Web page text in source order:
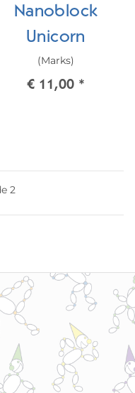
Nanoblock
Unicorn
(Marks)
€ 11,00 *
2